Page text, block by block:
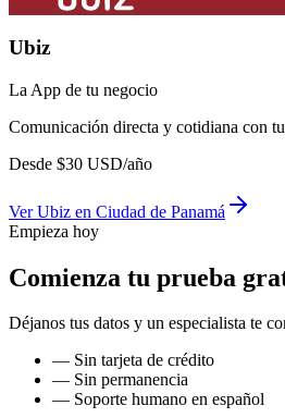
Ubiz
La App de tu negocio
Comunicación directa y cotidiana con
Desde $30 USD/año
VerUbiz en Ciudad de Panamá
Empieza hoy
Comienza tu prueba
Déjanos tus datos y un especialista te
— Sin tarjeta de crédito
— Sin permanencia
— Soporte humano en español